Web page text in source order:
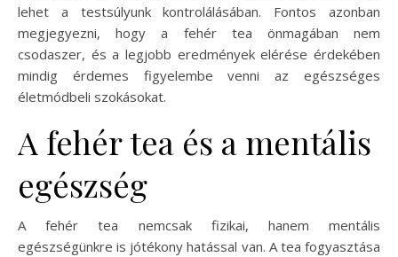
lehet a testsúlyunk kontrolálásában. Fontos azonban
megjegyezni, hogy a fehér tea önmagában nem
csodaszer, és a legjobb eredmények elérése érdekében
mindig érdemes figyelembe venni az egészséges
életmódbeli szokásokat.
A fehér tea és a mentális
egészség
A fehér tea nemcsak fizikai, hanem mentális
egészségünkre is jótékony hatással van. A tea fogyasztása